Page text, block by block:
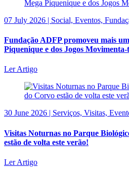
07 July 2026 | Social, Eventos,
Fundação ADFP promoveu mais
Piquenique e dos Jogos Movimenta-
Ler Artigo
30 June 2026 | Serviços, Visitas,
Visitas Noturnas no Parque
estão de volta este verão!
Ler Artigo